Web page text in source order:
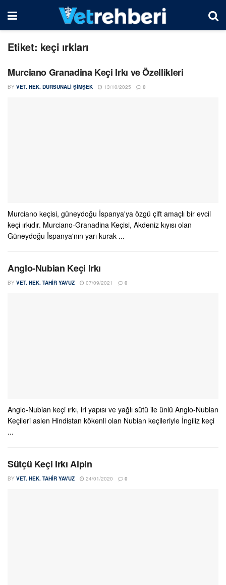
Etiket: keçi ırkları
Murciano Granadina Keçi Irkı ve Özellikleri
BY VET. HEK. DURSUNALI ŞIMŞEK 13/10/2025 0
Murciano keçisi, güneydoğu İspanya'ya özgü çift amaçlı bir evcil
keçi ırkıdır. Murciano-Granadina Keçisi, Akdeniz kıyısı olan
Güneydoğu İspanya'nın yarı kurak ...
Anglo-Nubian Keçi Irkı
BY VET. HEK. TAHIR YAVUZ 07/09/2021 0
Anglo-Nubian keçi ırkı, iri yapısı ve yağlı sütü ile ünlü Anglo-Nubian
Keçileri aslen Hindistan kökenli olan Nubian keçileriyle İngiliz keçi
...
Sütçü Keçi Irkı Alpin
BY VET. HEK. TAHIR YAVUZ 24/01/2020 0